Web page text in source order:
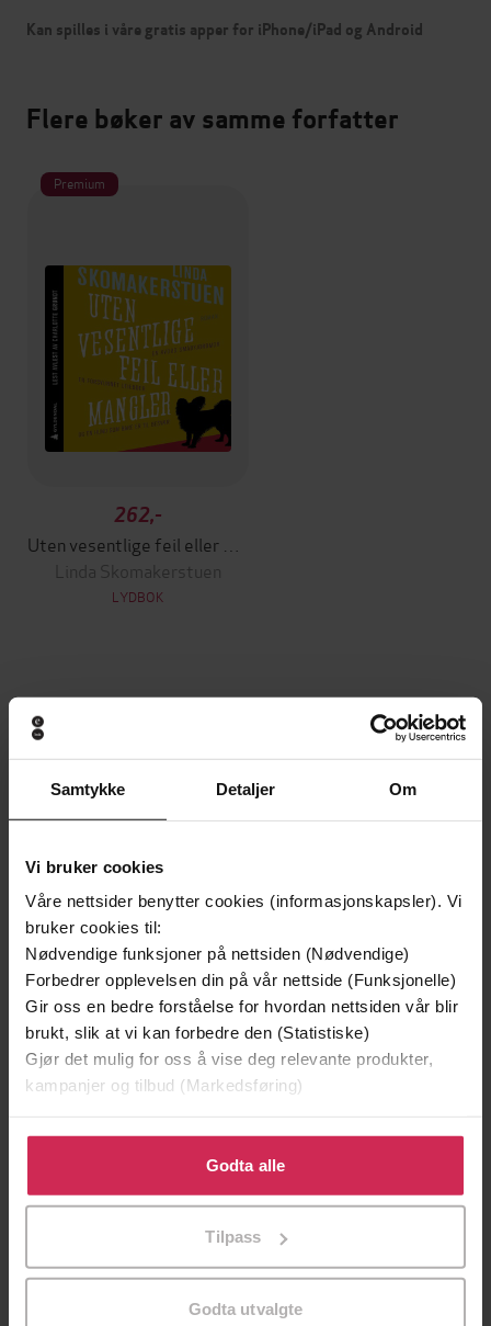
Samtykke Detaljer Om
Vi bruker cookies
Våre nettsider benytter cookies (informasjonskapsler). Vi
bruker cookies til:
Nødvendige funksjoner på nettsiden (Nødvendige)
Forbedrer opplevelsen din på vår nettside (Funksjonelle)
Gir oss en bedre forståelse for hvordan nettsiden vår blir
brukt, slik at vi kan forbedre den (Statistiske)
Gjør det mulig for oss å vise deg relevante produkter,
kampanjer og tilbud (Markedsføring)
Klikk på «Godta alle» for å gi oss ditt samtykke til å
bruke cookies for alle disse formålene. Du kan også
tilpasse ditt samtykke til spesifikke formål ved å klikke
Godta alle
Tilpass
Godta utvalgte
Kan spilles i våre gratis apper for iPhone/iPad og Android
Flere bøker av samme forfatter
Premium
262,-
Linda Skomakerstuen
LYDBOK
Andre har også kjøpt
Minnesota
Døde sjeler synger ikke
Linda Skomakerstuen